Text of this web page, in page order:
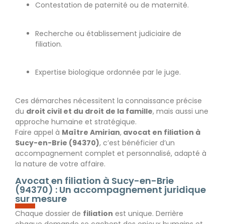
Contestation de paternité ou de maternité.
Recherche ou établissement judiciaire de
filiation.
Expertise biologique ordonnée par le juge.
Ces démarches nécessitent la connaissance précise
du droit civil et du droit de la famille, mais aussi une
approche humaine et stratégique.
Faire appel à Maître Amirian, avocat en filiation à
Sucy-en-Brie (94370), c’est bénéficier d’un
accompagnement complet et personnalisé, adapté à
la nature de votre affaire.
Avocat en filiation à Sucy-en-Brie
(94370) : Un accompagnement juridique
sur mesure
Chaque dossier de filiation est unique. Derrière